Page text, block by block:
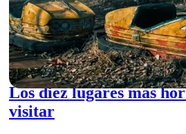
DESTINATIONS
Los diez lugares mas
visitar